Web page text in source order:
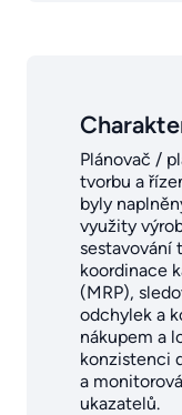
Plánovač /
tvorbu a
byly
využity
sestavování
koordinace
(MRP),
odchylek a
nákupem a
konzistenci
a
ukazatelů.